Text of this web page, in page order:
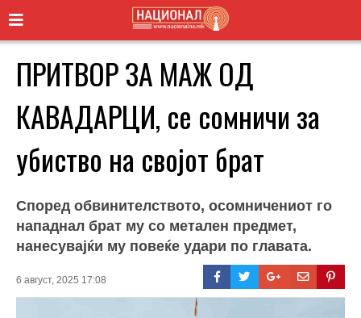
ПРИТВОР ЗА МАЖ ОД
КАВАДАРЦИ, се сомничи за
убиство на својот брат
Според обвинителството, осомничениот го
нападнал брат му со метален предмет,
нанесувајќи му повеќе удари по главата.
6 август, 2025 17:08